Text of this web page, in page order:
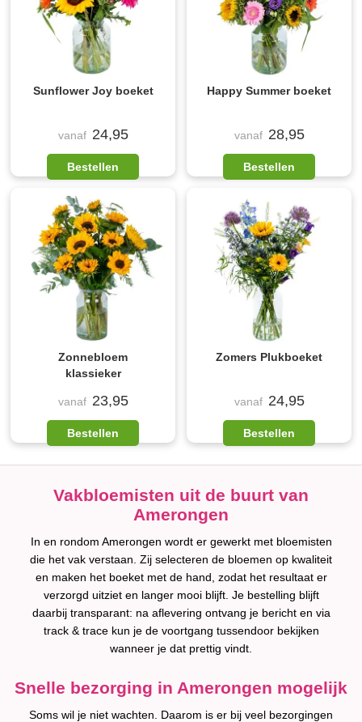
Sunflower Joy boeket
vanaf 24,95
Bestellen
Happy Summer boeket
vanaf 28,95
Bestellen
Zonnebloem
klassieker
vanaf 23,95
Bestellen
Zomers Plukboeket
vanaf 24,95
Bestellen
Vakbloemisten uit de buurt van
Amerongen
In en rondom Amerongen wordt er gewerkt met bloemisten
die het vak verstaan. Zij selecteren de bloemen op kwaliteit
en maken het boeket met de hand, zodat het resultaat er
verzorgd uitziet en langer mooi blijft. Je bestelling blijft
daarbij transparant: na aflevering ontvang je bericht en via
track & trace kun je de voortgang tussendoor bekijken
wanneer je dat prettig vindt.
Snelle bezorging in Amerongen mogelijk
Soms wil je niet wachten. Daarom is er bij veel bezorgingen